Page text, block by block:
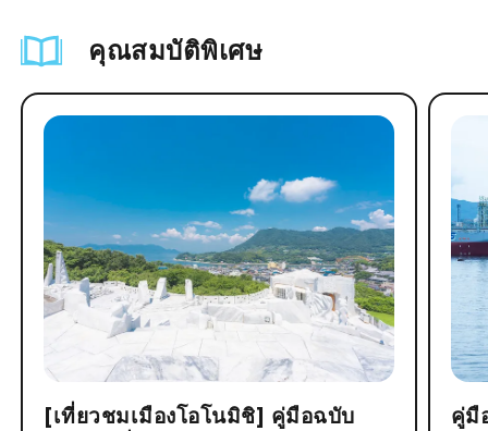
คุณสมบัติพิเศษ
[เที่ยวชมเมืองโอโนมิชิ] คู่มือฉบับ
คู่มื